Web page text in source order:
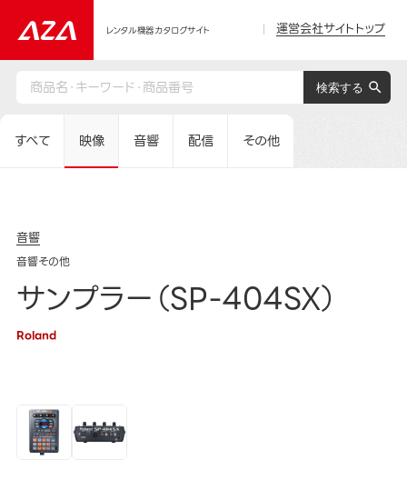
レンタル機器カタログサイト 運営会社サイトトップ
すべて 映像 音響 配信 その他
音響
音響その他
サンプラー（SP-404SX）
Roland